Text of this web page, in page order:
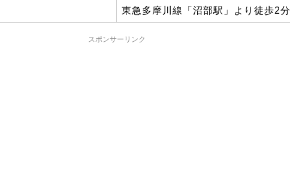
東急多摩川線「沼部駅」より徒歩2分
スポンサーリンク